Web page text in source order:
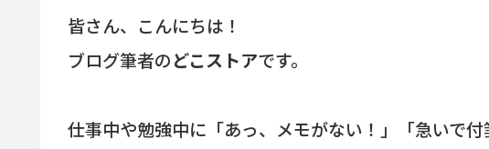
皆さん、こんにちは！
ブログ筆者のどこストアです。
仕事中や勉強中に「あっ、メモがない！」「急いで